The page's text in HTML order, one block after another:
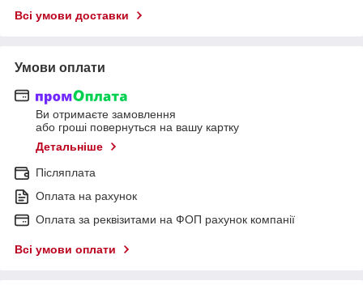
Всі умови доставки
Умови оплати
Ви отримаєте замовлення
або гроші повернуться на вашу картку
Детальніше
Післяплата
Оплата на рахунок
Оплата за реквізитами на ФОП рахунок компанії
Всі умови оплати